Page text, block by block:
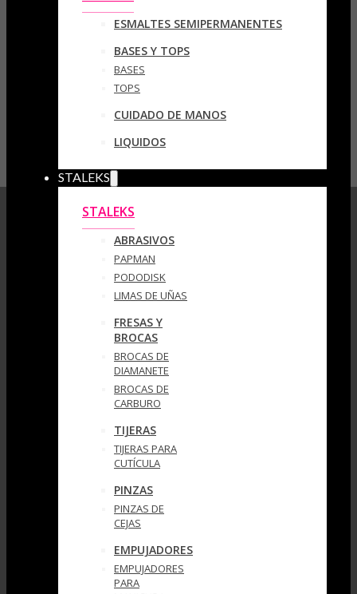
ESMALTES SEMIPERMANENTES
BASES Y TOPS
BASES
TOPS
CUIDADO DE MANOS
LIQUIDOS
STALEKS
STALEKS
ABRASIVOS
PAPMAN
PODODISK
LIMAS DE UÑAS
FRESAS Y
BROCAS
BROCAS DE
DIAMANETE
BROCAS DE
CARBURO
TIJERAS
TIJERAS PARA
CUTÍCULA
PINZAS
PINZAS DE
CEJAS
EMPUJADORES
EMPUJADORES
PARA